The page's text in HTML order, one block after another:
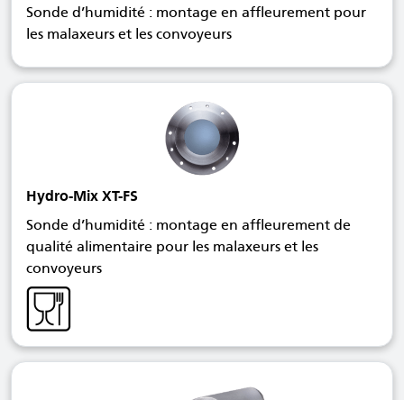
Sonde d’humidité : montage en affleurement pour
les malaxeurs et les convoyeurs
Hydro-Mix XT-FS
Sonde d’humidité : montage en affleurement de
qualité alimentaire pour les malaxeurs et les
convoyeurs